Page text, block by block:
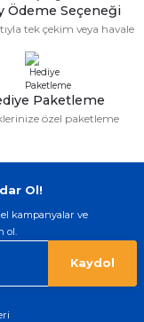
Ödeme Seçeneği
tek çekim veya havale
Paketleme
özel paketleme
Ol!
kampanyalar ve
ol.
Kaydol